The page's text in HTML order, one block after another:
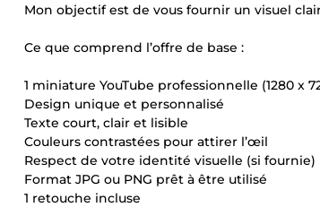
Mon objectif est de vous fournir un visuel
Ce que comprend l’offre de base :
1 miniature YouTube professionnelle (1280 x
Design unique et personnalisé
Texte court, clair et lisible
Couleurs contrastées pour attirer l’œil
Respect de votre identité visuelle (si fournie)
Format JPG ou PNG prêt à être utilisé
1 retouche incluse